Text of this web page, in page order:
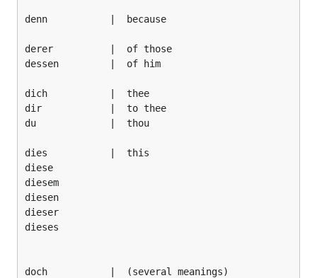
denn           |  because
derer          |  of those
dessen         |  of him
dich           |  thee
dir            |  to thee
du             |  thou
dies           |  this
diese
diesem
diesen
dieser
dieses
doch           |  (several meanings)